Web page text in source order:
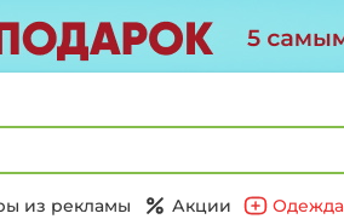
из рекламы Акции